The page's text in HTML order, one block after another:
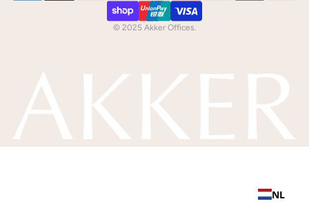
© 2025 Akker Offices.
NL